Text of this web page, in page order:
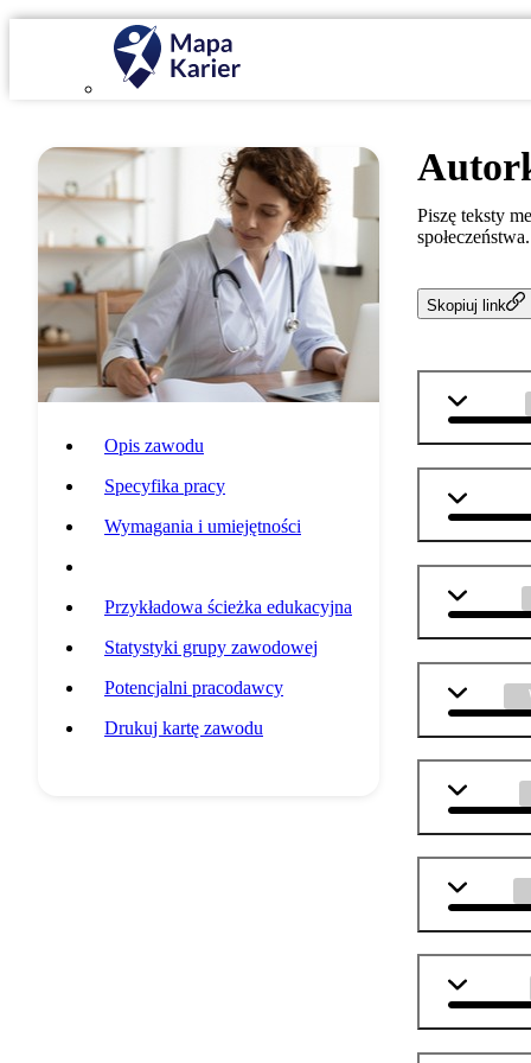
Opis zawodu
Specyfika pracy
Wymagania i umiejętności
Przykładowa ścieżka edukacyjna
Statystyki grupy zawodowej
Potencjalni pracodawcy
Drukuj kartę zawodu
Piszę teksty
społeczeństwa.
Skopiuj link